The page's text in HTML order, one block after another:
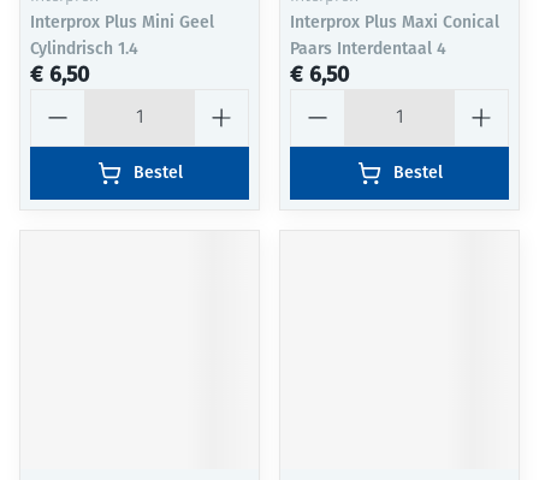
Interprox Plus Mini Geel
Cylindrisch 1.4
€ 6,50
Bestel
Interprox Plus Maxi Conical
Paars Interdentaal 4
€ 6,50
Bestel